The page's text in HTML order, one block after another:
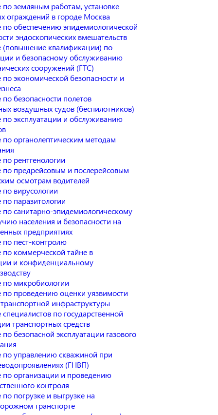
земляным работам, установке
ограждений в городе Москва
обеспечению эпидемиологической
эндоскопических вмешательств
(повышение квалификации) по
и безопасному обслуживанию
сооружений (ГТС)
экономической безопасности и
безопасности полетов
воздушных судов (беспилотников)
эксплуатации и обслуживанию
органолептическим методам
рентгенологии
предрейсовым и послерейсовым
осмотрам водителей
вирусологии
паразитологии
санитарно-эпидемиологическому
населения и безопасности на
предприятиях
пест-контролю
коммерческой тайне в
и конфиденциальному
микробиологии
проведению оценки уязвимости
инфраструктуры
по государственной
транспортных средств
безопасной эксплуатации газового
управлению скважиной при
(ГНВП)
организации и проведению
контроля
погрузке и выгрузке на
транспорте